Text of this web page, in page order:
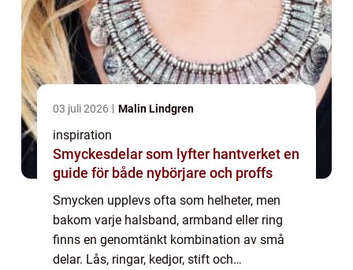
03 juli 2026 Malin Lindgren
inspiration
Smyckesdelar som lyfter hantverket en
guide för både nybörjare och proffs
Smycken upplevs ofta som helheter, men
bakom varje halsband, armband eller ring
finns en genomtänkt kombination av små
delar. Lås, ringar, kedjor, stift och